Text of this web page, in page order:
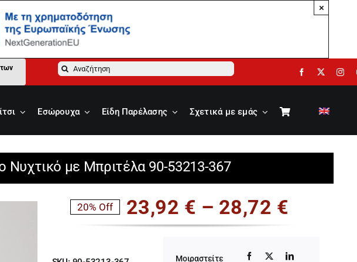
×
Αναζήτηση
Εσώρουχα Είδη Παρέλασης Σχετικά με εμάς
Νυχτικό με Μπριτέλα 90-53213-367
23,92 € – 28,72 €
23,92
20% Off
Μοιραστείτε